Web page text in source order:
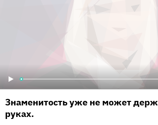
Знаменитость уже не может
руках.